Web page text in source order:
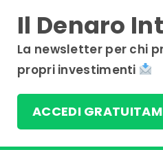
Il Denaro
La newsletter per chi
propri investimenti
ACCEDI